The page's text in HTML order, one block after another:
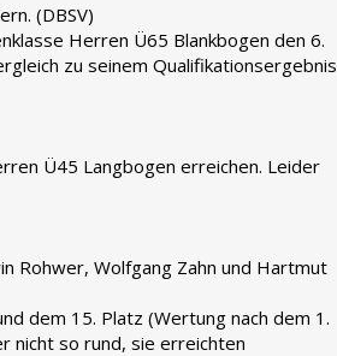
(DBSV)
Herren Ü65 Blankbogen den 6.
zu seinem Qualifikationsergebnis
Ü45 Langbogen erreichen. Leider
Rohwer, Wolfgang Zahn und Hartmut
dem 15. Platz (Wertung nach dem 1.
nicht so rund, sie erreichten